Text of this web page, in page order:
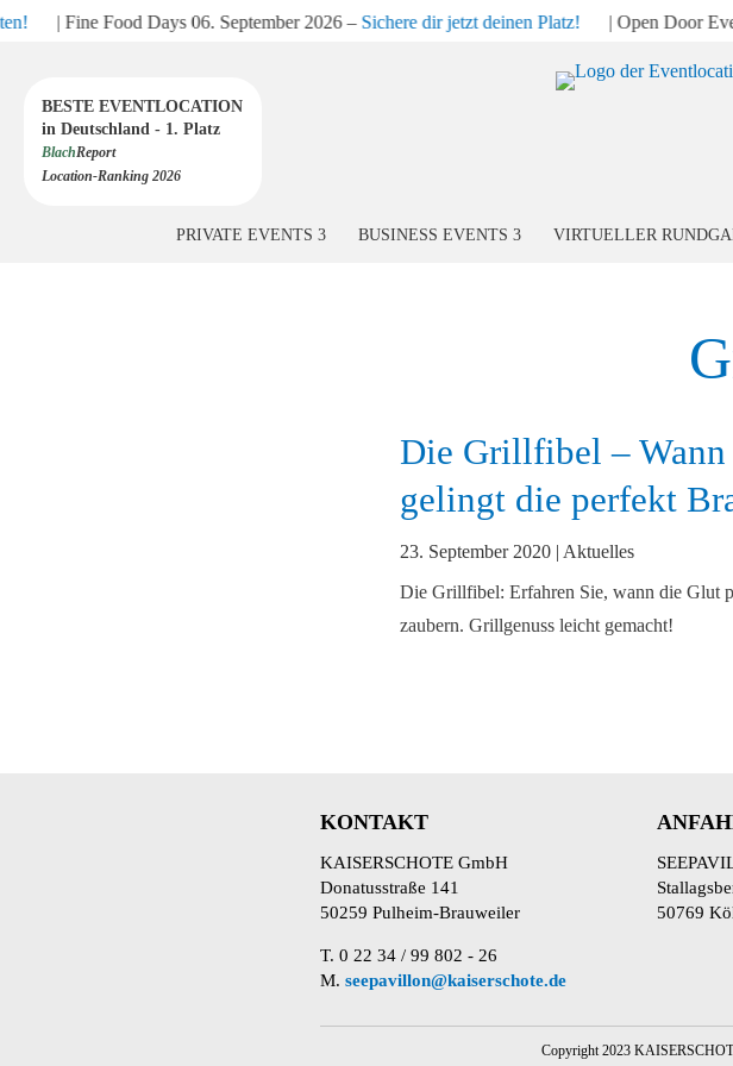
| Fine Food Days 06. September 2026 –Sichere dir jetzt deinen Platz! | Open Door
BESTE EVENTLOCATION
in Deutschland - 1. Platz
BlachReport
Location-Ranking 2026
PRIVATE EVENTS BUSINESS EVENTS VIRTUELLER
Die Grillfibel –
gelingt die perfekt
23. September 2020 | Aktuelles
Die Grillfibel: Erfahren Sie, wann die Glut
zaubern. Grillgenuss leicht gemacht!
KONTAKT
KAISERSCHOTE GmbH
Donatusstraße 141
50259 Pulheim-Brauweiler
T. 0 22 34 / 99 802 - 26
M. seepavillon@kaiserschote.de
50769
Copyright 2023